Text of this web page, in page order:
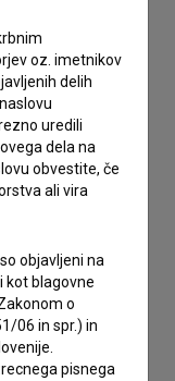
oz. imetnikov
delih
uredili
dela na
obvestite, če
ali vira
objavljeni na
kot blagovne
o
06 in spr.) in
pisnega